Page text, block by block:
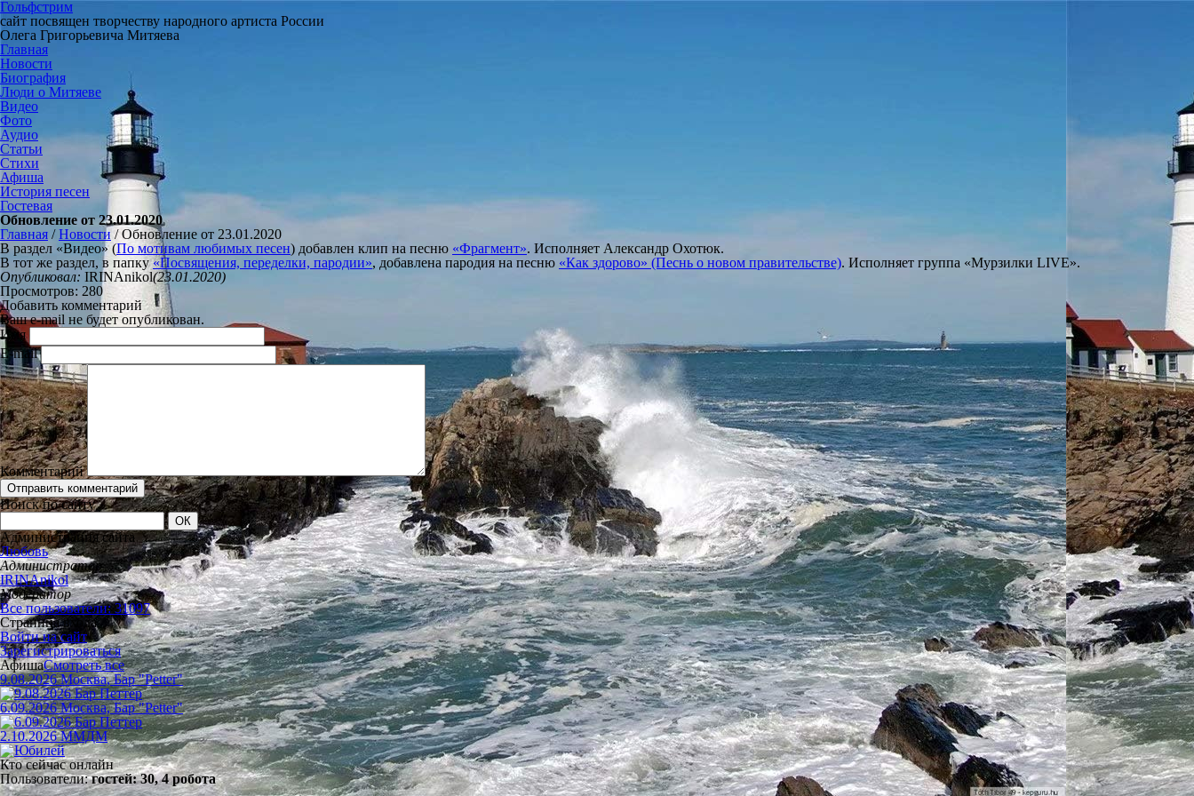
Гольфстрим
сайт посвящен творчеству народного артиста России
Олега Григорьевича Митяева
Главная
Новости
Биография
Люди о Митяеве
Видео
Фото
Аудио
Статьи
Стихи
Афиша
История песен
Гостевая
Обновление от 23.01.2020
Главная /Новости /Обновление от 23.01.2020
В раздел «Видео» (По мотивам любимых песен) добавлен клип на песню «Фрагмент». Исполняет Александр Охотюк.
В тот же раздел, в папку«Посвящения, переделки, пародии», добавлена пародия на песню «Как здорово» (Песнь о новом правительстве). Исполняет группа «Мурзилки LIVE».
Опубликовал: IRINAnikol(23.01.2020)
Просмотров: 280
Добавить комментарий
Ваш e-mail не будет опубликован.
Имя
E-mail
Комментарий
Поиск по сайту
Администрация сайта
Любовь
Администратор
IRINAnikol
Модератор
Все пользователи: 31097
Страница входа
Войти на сайт
Зарегистрироваться
АфишаСмотреть все
9.08.2026 Москва, Бар "Petter"
6.09.2026 Москва, Бар "Petter"
2.10.2026 ММДМ
Кто сейчас онлайн
Пользователи:гостей: 30, 4 робота